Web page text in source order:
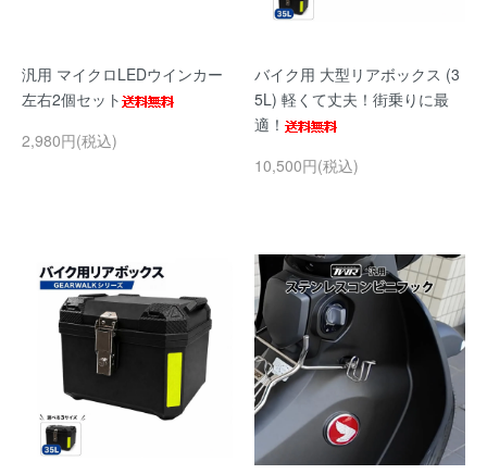
汎用 マイクロLEDウインカー
左右2個セット
2,980円(税込)
バイク用 大型リアボックス (3
5L) 軽くて丈夫！街乗りに最
適！
10,500円(税込)